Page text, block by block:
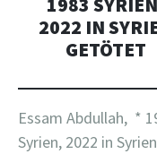
2022 IN
GETÖTET
Essam Abdullah, *
Syrien, 2022 in Syrien